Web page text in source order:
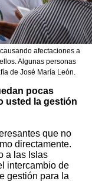
afectaciones a
Algunas personas
de José María León.
pocas
usted la gestión
que no
directamente.
a las Islas
intercambio de
gestión para la